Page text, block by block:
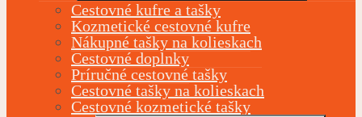
Cestovné kufre a tašky
Kozmetické cestovné kufre
Nákupné tašky na kolieskach
Cestovné doplnky
Príručné cestovné tašky
Cestovné tašky na kolieskach
Cestovné kozmetické tašky